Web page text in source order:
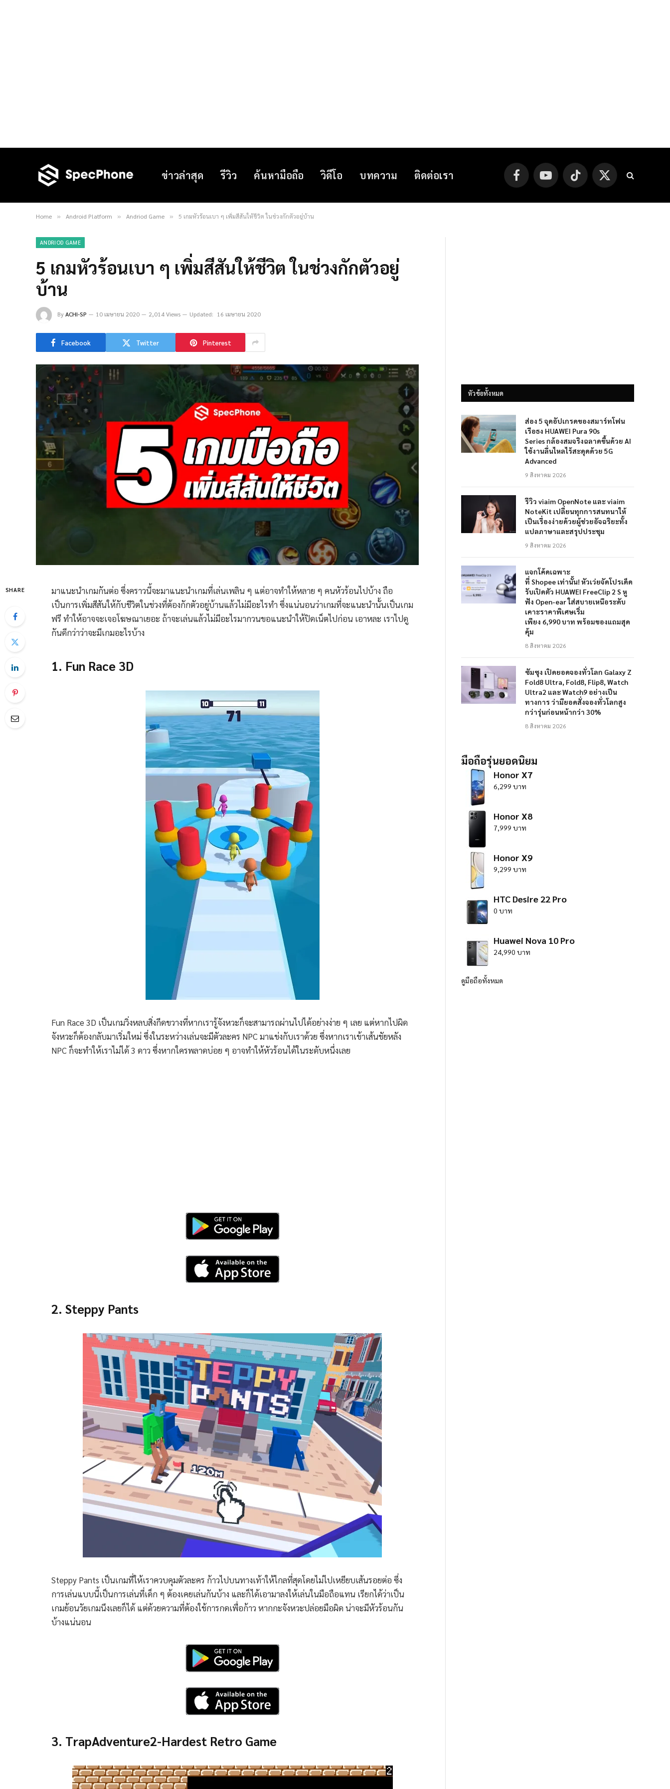
ข่าวล่าสุด รีวิว ค้นหามือถือ วิดีโอ บทความ ติดต่อเรา FacebookYouTube TikTok
X
(Twitter)
Home » Android Platform » Andriod Game » 5 เกมหัวร้อนเบา ๆ เพิ่มสีสันให้ชีวิต ในช่วงกักตัวอยู่บ้าน
ANDRIOD GAME
5 เกมหัวร้อนเบา ๆ เพิ่มสีสันให้ชีวิต ในช่วงกักตัวอยู่
บ้าน
ByACHI-SP 10 เมษายน 2020 2,014 Views Updated: 16 เมษายน 2020
Facebook Twitter Pinterest
SHARE
มาแนะนำเกมกันต่อ ซึ่งคราวนี้จะมาแนะนำเกมที่เล่นเพลิน ๆ แต่อาจทำให้หลาย ๆ คนหัวร้อนไปบ้าง ถือ
เป็นการเพิ่มสีสันให้กับชีวิตในช่วงที่ต้องกักตัวอยู่บ้านแล้วไม่มีอะไรทำ ซึ่งแน่นอนว่าเกมที่จะแนะนำนั้นเป็นเกม
ฟรี ทำให้อาจจะเจอโฆษณาเยอะ ถ้าจะเล่นแล้วไม่มีอะไรมากวนขอแนะนำให้ปิดเน็ตไปก่อน เอาหละ เราไปดู
กันดีกว่าว่าจะมีเกมอะไรบ้าง
1. Fun Race 3D
Fun Race 3D เป็นเกมวิ่งหลบสิ่งกีดขวางที่หากเรารู้จังหวะก็จะสามารถผ่านไปได้อย่างง่าย ๆ เลย แต่หากไปผิด
จังหวะก็ต้องกลับมาเริ่มใหม่ ซึ่งในระหว่างเล่นจะมีตัวละคร NPC มาแข่งกับเราด้วย ซึ่งหากเราเข้าเส้นชัยหลัง
NPC ก็จะทำให้เราไม่ได้ 3 ดาว ซึ่งหากใครพลาดบ่อย ๆ อาจทำให้หัวร้อนได้ในระดับหนึ่งเลย
2. Steppy Pants
Steppy Pants เป็นเกมที่ให้เราควบคุมตัวละคร ก้าวไปบนทางเท้าให้ไกลที่สุดโดยไม่ไปเหยียบเส้นรอยต่อ ซึ่ง
การเล่นแบบนี้เป็นการเล่นที่เด็ก ๆ ต้องเคยเล่นกันบ้าง และก็ได้เอามาลงให้เล่นในมือถือแทน เรียกได้ว่าเป็น
เกมย้อนวัยเกมนึงเลยก็ได้ แต่ด้วยความที่ต้องใช้การกดเพื่อก้าว หากกะจังหวะปล่อยมือผิด น่าจะมีหัวร้อนกัน
บ้างแน่นอน
3. TrapAdventure2-Hardest Retro Game
หัวข้อทั้งหมด
ส่อง 5 จุดอัปเกรดของสมาร์ทโฟน
เรือธง HUAWEI Pura 90s
Series กล้องสมจริงฉลาดขึ้นด้วย AI
ใช้งานลื่นไหลไร้สะดุดด้วย 5G
Advanced
9 สิงหาคม 2026
รีวิว viaim OpenNote และ viaim
NoteKit เปลี่ยนทุกการสนทนาให้
เป็นเรื่องง่ายด้วยผู้ช่วยอัจฉริยะทั้ง
แปลภาษาและสรุปประชุม
9 สิงหาคม 2026
แจกโค้ดเฉพาะ
ที่ Shopee เท่านั้น! หัวเว่ยจัดโปรเด็ด
รับเปิดตัว HUAWEI FreeClip 2 S หู
ฟัง Open-ear ใส่สบายเหนือระดับ
เคาะราคาพิเศษเริ่ม
เพียง 6,990 บาท พร้อมของแถมสุด
คุ้ม
8 สิงหาคม 2026
ซัมซุง เปิดยอดจองทั่วโลก Galaxy Z
Fold8 Ultra, Fold8, Flip8, Watch
Ultra2 และ Watch9 อย่างเป็น
ทางการ ว่ามียอดสั่งจองทั่วโลกสูง
กว่ารุ่นก่อนหน้ากว่า 30%
8 สิงหาคม 2026
มือถือรุ่นยอดนิยม
Honor X7
6,299 บาท
Honor X8
7,999 บาท
Honor X9
9,299 บาท
HTC Desire 22 Pro
0 บาท
Huawei Nova 10 Pro
24,990 บาท
ดูมือถือทั้งหมด